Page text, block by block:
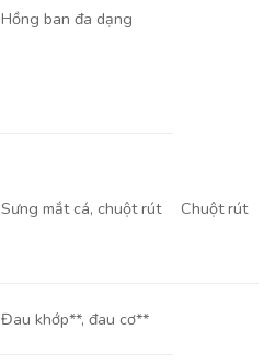
Hồng ban đa dạng
Sưng mắt cá, chuột rút Chuột rút
Đau khớp**, đau cơ**